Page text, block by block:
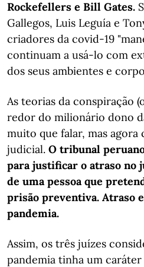
Rockefellers e Bill Gates.
Gallegos, Luis Leguía e
criadores da covid-19
continuam a usá-lo com
dos seus ambientes e
As teorias da conspiração
redor do milionário dono
muito que falar, mas
judicial. O tribunal
para justificar o atraso no
de uma pessoa que
prisão preventiva. Atraso
pandemia.
Assim, os três juízes
pandemia tinha um